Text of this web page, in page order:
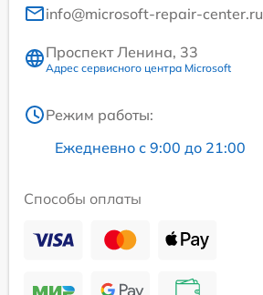
info@microsoft-repair-center.ru
Проспект Ленина, 33
Адрес сервисного центра Microsoft
Режим работы:
Ежедневно с 9:00 до 21:00
Способы оплаты